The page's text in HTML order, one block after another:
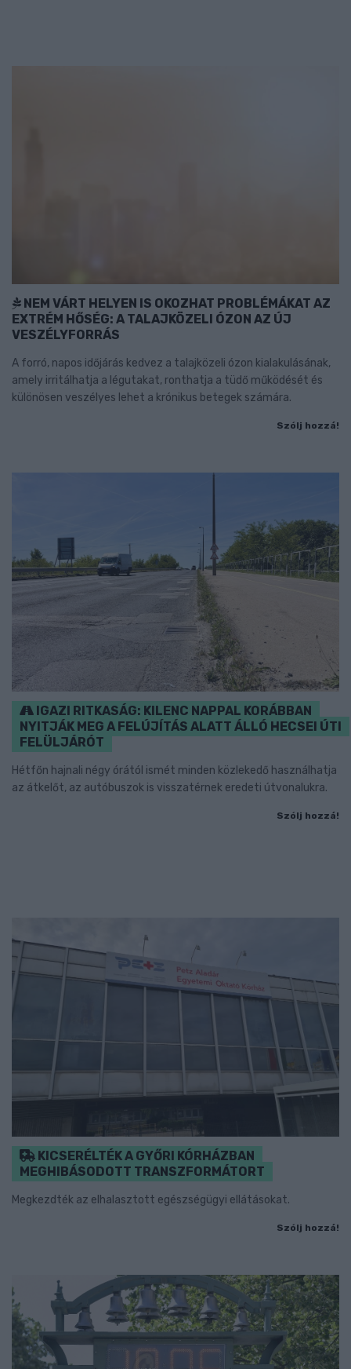
NEM VÁRT HELYEN IS OKOZHAT PROBLÉMÁKAT AZ
EXTRÉM HŐSÉG: A TALAJKÖZELI ÓZON AZ ÚJ
VESZÉLYFORRÁS
A forró, napos időjárás kedvez a talajközeli ózon kialakulásának,
amely irritálhatja a légutakat, ronthatja a tüdő működését és
különösen veszélyes lehet a krónikus betegek számára.
Szólj hozzá!
IGAZI RITKASÁG: KILENC NAPPAL KORÁBBAN
NYITJÁK MEG A FELÚJÍTÁS ALATT ÁLLÓ HECSEI ÚTI
FELÜLJÁRÓT
Hétfőn hajnali négy órától ismét minden közlekedő használhatja
az átkelőt, az autóbuszok is visszatérnek eredeti útvonalukra.
Szólj hozzá!
KICSERÉLTÉK A GYŐRI KÓRHÁZBAN
MEGHIBÁSODOTT TRANSZFORMÁTORT
Megkezdték az elhalasztott egészségügyi ellátásokat.
Szólj hozzá!